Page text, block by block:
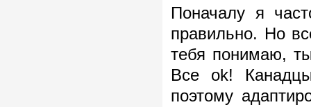
Поначалу я
правильно. Но
тебя понимаю,
Все оk!
поэтому